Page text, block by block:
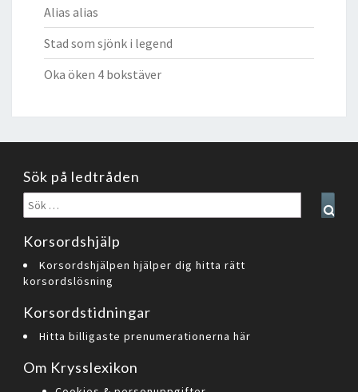
Alias alias
Stad som sjönk i legend
Oka öken 4 bokstäver
Sök på ledtråden
Sök
efter:
Korsordshjälp
Korsordshjälpen hjälper dig hitta rätt
korsordslösning
Korsordstidningar
Hitta billigaste prenumerationerna här
Om Krysslexikon